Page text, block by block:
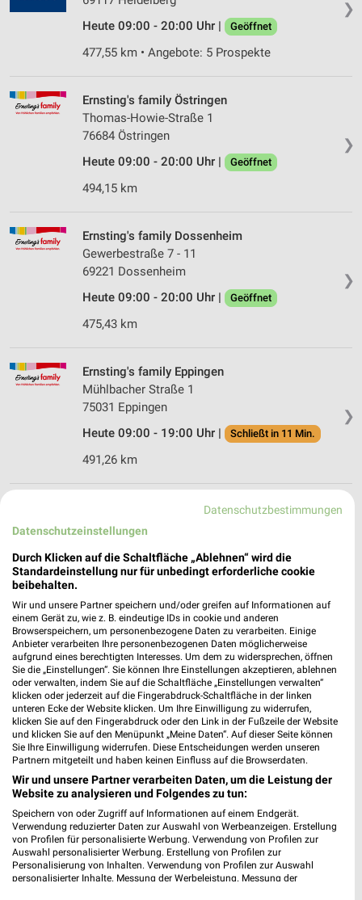
❯
Heute 09:00 - 20:00 Uhr |
Geöffnet
477,55 km • Angebote: 5 Prospekte
❯
Ernsting's family Östringen
Thomas-Howie-Straße 1
76684 Östringen
Heute 09:00 - 20:00 Uhr |
Geöffnet
494,15 km
❯
Ernsting's family Dossenheim
Gewerbestraße 7 - 11
69221 Dossenheim
Heute 09:00 - 20:00 Uhr |
Geöffnet
475,43 km
❯
Ernsting's family Eppingen
Mühlbacher Straße 1
75031 Eppingen
Heute 09:00 - 19:00 Uhr |
Schließt in 11 Min.
491,26 km
Tchibo Filiale mit Kaffee Bar Schwetzingen
Mannheimer Strasse 4
Heute 09:00 - 18:30 Uhr | Geschlossen
Ernsting's family Schwetzingen
Carl-Theodor-Straße 7
68723 Schwetzingen
Heute 09:00 - 19:00 Uhr | Schließt in 11 Min.
485,64 km
Ernsting's family Ladenburg
Wallstadter Straße 53
68526 Ladenburg
Heute 09:00 - 19:00 Uhr | Schließt in 11 Min.
476,65 km
Datenschutzbestimmungen
Datenschutzeinstellungen
Durch Klicken auf die Schaltfläche „Ablehnen“ wird die
Standardeinstellung nur für unbedingt erforderliche cookie
beibehalten.
Wir und unsere Partner speichern und/oder greifen auf Informationen auf
einem Gerät zu, wie z. B. eindeutige IDs in cookie und anderen
Browserspeichern, um personenbezogene Daten zu verarbeiten. Einige
Anbieter verarbeiten Ihre personenbezogenen Daten möglicherweise
aufgrund eines berechtigten Interesses. Um dem zu widersprechen, öffnen
Sie die „Einstellungen“. Sie können Ihre Einstellungen akzeptieren, ablehnen
oder verwalten, indem Sie auf die Schaltfläche „Einstellungen verwalten“
klicken oder jederzeit auf die Fingerabdruck-Schaltfläche in der linken
unteren Ecke der Website klicken. Um Ihre Einwilligung zu widerrufen,
klicken Sie auf den Fingerabdruck oder den Link in der Fußzeile der Website
und klicken Sie auf den Menüpunkt „Meine Daten“. Auf dieser Seite können
Sie Ihre Einwilligung widerrufen. Diese Entscheidungen werden unseren
Partnern mitgeteilt und haben keinen Einfluss auf die Browserdaten.
Wir und unsere Partner verarbeiten Daten, um die Leistung der
Website zu analysieren und Folgendes zu tun:
Speichern von oder Zugriff auf Informationen auf einem Endgerät.
Verwendung reduzierter Daten zur Auswahl von Werbeanzeigen. Erstellung
von Profilen für personalisierte Werbung. Verwendung von Profilen zur
Auswahl personalisierter Werbung. Erstellung von Profilen zur
Personalisierung von Inhalten. Verwendung von Profilen zur Auswahl
personalisierter Inhalte. Messung der Werbeleistung. Messung der